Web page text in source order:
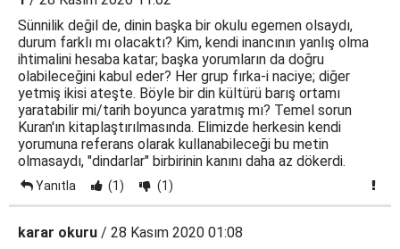
Sünnilik değil de, dinin başka bir okulu egemen olsaydı,
durum farklı mı olacaktı? Kim, kendi inancının yanlış olma
ihtimalini hesaba katar; başka yorumların da doğru
olabileceğini kabul eder? Her grup fırka-i naciye; diğer
yetmiş ikisi ateşte. Böyle bir din kültürü barış ortamı
yaratabilir mi/tarih boyunca yaratmış mı? Temel sorun
Kuran'ın kitaplaştırılmasında. Elimizde herkesin kendi
yorumuna referans olarak kullanabileceği bu metin
olmasaydı, "dindarlar" birbirinin kanını daha az dökerdi.
Yanıtla (1) (1)
karar okuru / 28 Kasım 2020 01:08